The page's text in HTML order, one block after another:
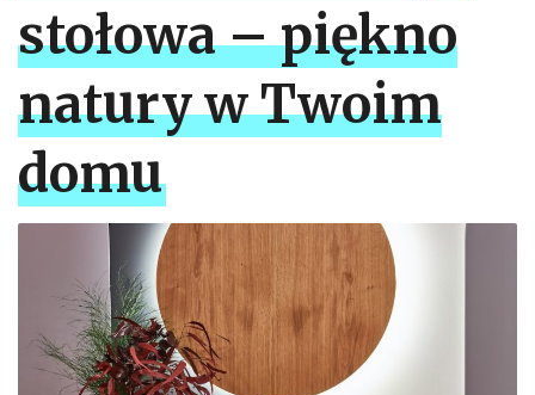
stołowa – piękno
natury w Twoim
domu